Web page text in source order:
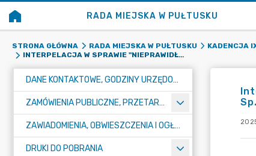
RADA MIEJSKA W PUŁTUSKU
STRONA GŁÓWNA RADA MIEJSKA W PUŁTUSKU KADENCJA
INTERPELACJA W SPRAWIE "NIEPRAWIDŁOWOŚCI DOTYCZĄCYCH REALIZACJI ZLECEŃ PRZEZ SPÓŁKĘ ECO PUŁTUSK SP. Z O.O. W LATACH 2022-2024"
DANE KONTAKTOWE, GODZINY URZĘDOWANIA I NUMER KONTA BANKOWEGO
ZAMÓWIENIA PUBLICZNE, PRZETARGI, KONKURSY
ZAWIADOMIENIA, OBWIESZCZENIA I OGŁOSZENIA
DRUKI DO POBRANIA